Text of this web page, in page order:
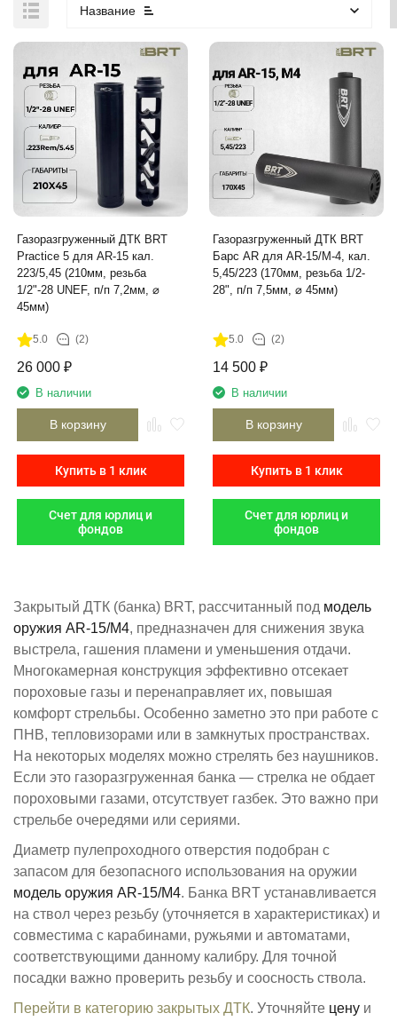
Название
Газоразгруженный ДТК BRT
Practice 5 для AR-15 кал.
223/5,45 (210мм, резьба
1/2"-28 UNEF, п/п 7,2мм, ⌀
45мм)
5.0 (2)
26 000 ₽
В наличии
В корзину
Купить в 1 клик
Счет для юрлиц и
фондов
Газоразгруженный ДТК BRT
Барс AR для AR-15/M-4, кал.
5,45/223 (170мм, резьба 1/2-
28", п/п 7,5мм, ⌀ 45мм)
5.0 (2)
14 500 ₽
В наличии
В корзину
Купить в 1 клик
Счет для юрлиц и
фондов
Закрытый ДТК (банка) BRT, рассчитанный под модель
оружия ​AR-15/М4​, предназначен для снижения звука
выстрела, гашения пламени и уменьшения отдачи.
Многокамерная конструкция эффективно отсекает
пороховые газы и перенаправляет их, повышая
комфорт стрельбы. Особенно заметно это при работе с
ПНВ, тепловизорами или в замкнутых пространствах.
На некоторых моделях можно стрелять без наушников.
Если это газоразгруженная банка — стрелка не обдает
пороховыми газами, отсутствует газбек. Это важно при
стрельбе очередями или сериями.
Диаметр пулепроходного отверстия подобран с
запасом для безопасного использования на оружии
модель оружия ​AR-15/М4​​. Банкa BRT устанавливается
на ствол через резьбу (уточняется в характеристиках) и
совместима с карабинами, ружьями и автоматами,
соответствующими данному калибру. Для точной
посадки важно проверить резьбу и соосность ствола.
Перейти в категорию закрытых ДТК. Уточняйте цену и